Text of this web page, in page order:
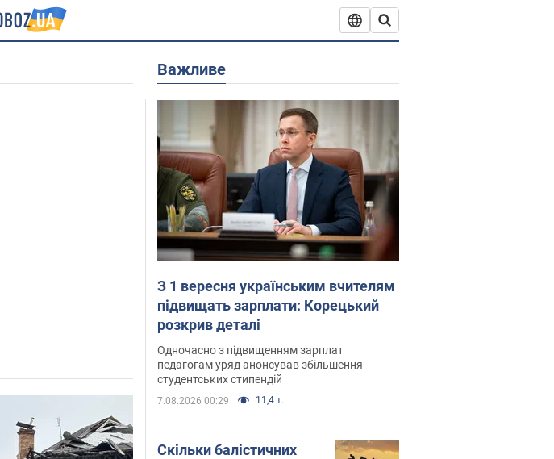
Важливе
З 1 вересня українським вчителям
підвищать зарплати: Корецький
розкрив деталі
Одночасно з підвищенням зарплат
педагогам уряд анонсував збільшення
студентських стипендій
7.08.2026 00:29 11,4 т.
Скільки балістичних